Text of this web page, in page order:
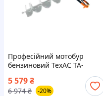
Професійний мотобур
бензиновий ТехАС TA-
GA1900)
5 579₴
6 974 ₴ -20%